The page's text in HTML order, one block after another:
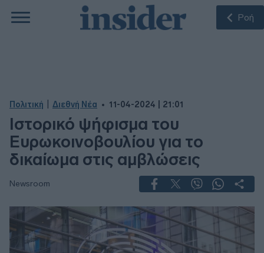
Ροή
Πολιτική Διεθνή Νέα 11-04-2024 | 21:01
Ιστορικό ψήφισμα του
Ευρωκοινοβουλίου για το
δικαίωμα στις αμβλώσεις
Newsroom